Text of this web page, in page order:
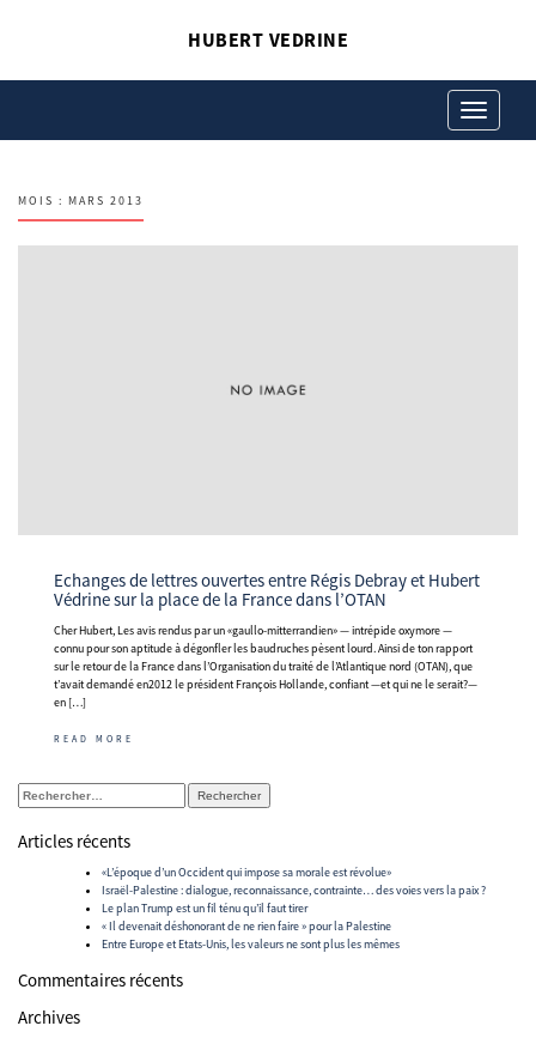
HUBERT VEDRINE
Toggle
navigation
MOIS : MARS 2013
Echanges de lettres ouvertes entre Régis Debray et Hubert
Védrine sur la place de la France dans l’OTAN
Cher Hubert, Les avis rendus par un «gaullo-mitterrandien» — intrépide oxymore —
connu pour son aptitude à dégonfler les baudruches pèsent lourd. Ainsi de ton rapport
sur le retour de la France dans l’Organisation du traité de l’Atlantique nord (OTAN), que
t’avait demandé en2012 le président François Hollande, confiant —et qui ne le serait?—
en […]
READ MORE
Rechercher :
Articles récents
«L’époque d’un Occident qui impose sa morale est révolue»
Israël-Palestine : dialogue, reconnaissance, contrainte… des voies vers la paix ?
Le plan Trump est un fil ténu qu’il faut tirer
« Il devenait déshonorant de ne rien faire » pour la Palestine
Entre Europe et Etats-Unis, les valeurs ne sont plus les mêmes
Commentaires récents
Archives